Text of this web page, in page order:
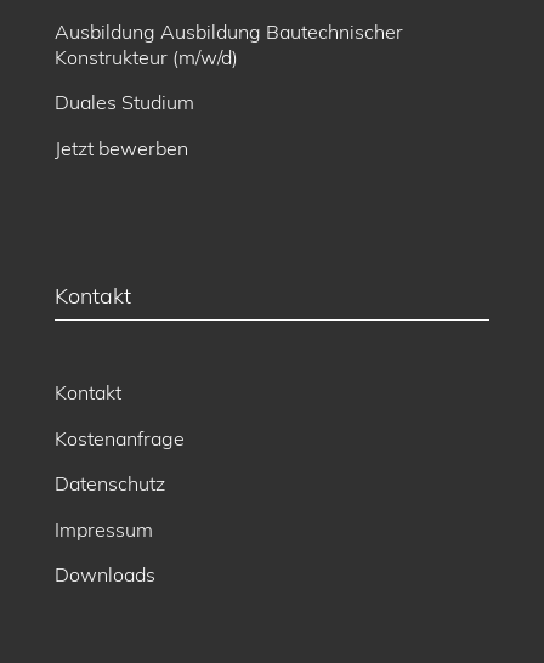
Ausbildung Ausbildung Bautechnischer
Konstrukteur (m/w/d)
Duales Studium
Jetzt bewerben
Kontakt
Kontakt
Kostenanfrage
Datenschutz
Impressum
Downloads